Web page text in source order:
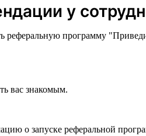
у
реферальную программу
вас знакомым.
о запуске реферальной